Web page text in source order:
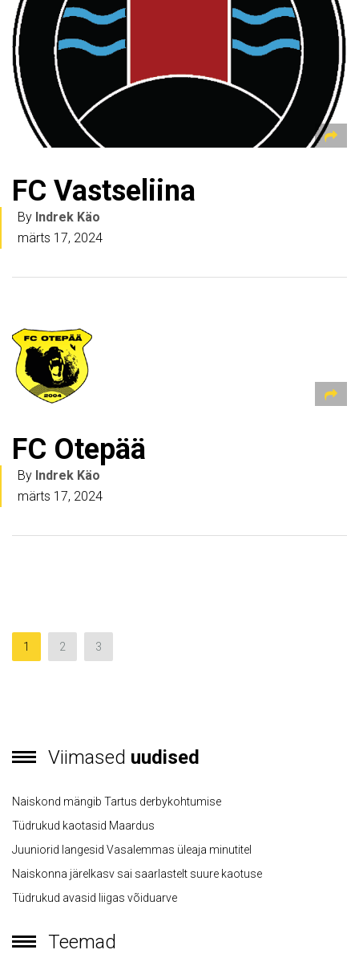
FC Vastseliina
By Indrek Käo
märts 17, 2024
FC Otepää
By Indrek Käo
märts 17, 2024
1 2 3
Viimased uudised
Naiskond mängib Tartus derbykohtumise
Tüdrukud kaotasid Maardus
Juuniorid langesid Vasalemmas üleaja minutitel
Naiskonna järelkasv sai saarlastelt suure kaotuse
Tüdrukud avasid liigas võiduarve
Teemad